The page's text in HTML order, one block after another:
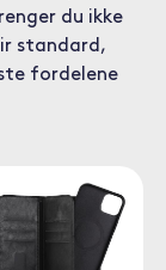
du ikke
standard,
fordelene